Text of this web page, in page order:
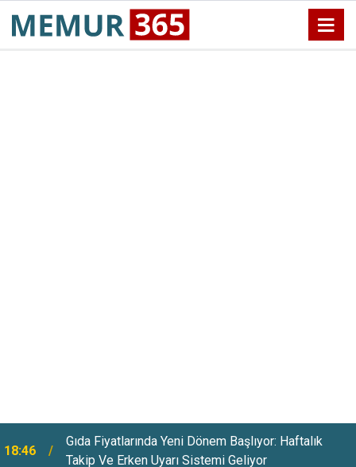
18:20 UBS'den Altın İçin Rekor Tahmin Geldi